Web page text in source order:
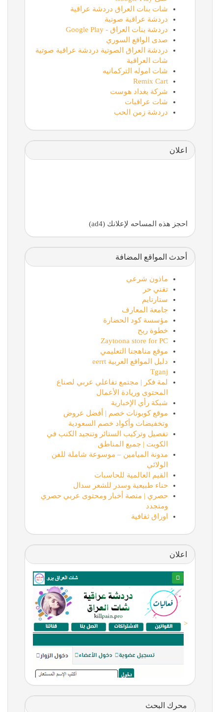
شات بنات العراق دردشة عراقية
دردشة عراقية صوتية
دردشة بنات العراق - Google Play
صدى الواقع السوري
دردشة العراق الصوتية دردشة عراقية صوتية
شات العراقية
شات اموله التركمانيه
Remix Cart
شركة بغداد هوست
شات عراقيات
دردشة زمن الحب
اعلان
احجز هذه المساحه لإعلانك (ad4)
أحدث المواقع المضافة
ماذون شرعي
تقني حر
ستارتايم
جامعة المعارف
مؤسسة كود الحضارة
خطوة ربح
Zaytoona store for PC
موقع مناهجنا التعليمي
دليل المواقع العربية eerrt
Tganj
لمة فكر | مجتمع تفاعلي عربي لصناع
المحتوى وريادة الأعمال
شبكة رأي الإخبارية
موقع كوبونات خصم | أفضل عروض
وتخفيضات وأكواد خصم السعودية
تفصيل وتركيب الستائر وتنجيد الكنب في
الكويت | جميع المناطق
مدونة الميامين – موسوعة شاملة للفن
الولائي
القيم العالمية للحاسبات
حناء طبيعية وسدر للشعر سدال
حصري | منصة أخبار ومحتوى عربي حصري
ومتجدد
اوراق ثقافية
اعلان
<
محرك البحث